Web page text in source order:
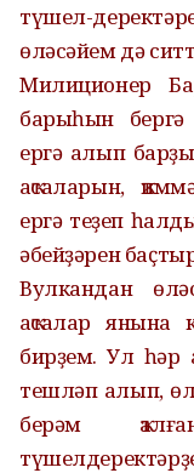
түшел-
өләсәйем дә
Милиционер
барыһын
ергә алып
аҡсаларын,
ергә теҙеп
әбейҙәрен
Вулкандан
аҡсалар янына
бирҙем. Ул һәр
тешләп алып,
берәм